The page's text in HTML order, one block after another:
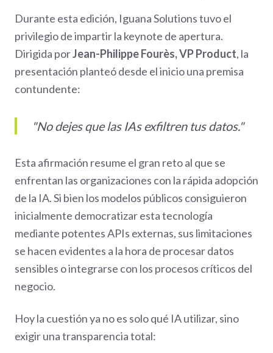
Durante esta edición, Iguana Solutions tuvo el
privilegio de impartir la keynote de apertura.
Dirigida porJean-Philippe Fourès, VP Product, la
presentación planteó desde el inicio una premisa
contundente:
"No dejes que las IAs exfiltren tus datos."
Esta afirmación resume el gran reto al que se
enfrentan las organizaciones con la rápida adopción
de la IA. Si bien los modelos públicos consiguieron
inicialmente democratizar esta tecnología
mediante potentes APIs externas, sus limitaciones
se hacen evidentes a la hora de procesar datos
sensibles o integrarse con los procesos críticos del
negocio.
Hoy la cuestión ya no es solo qué IA utilizar, sino
exigir una transparencia total: